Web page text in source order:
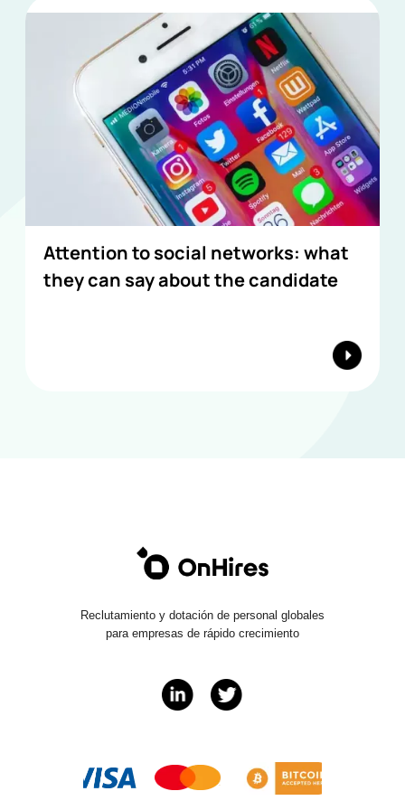
Attention to social networks: what
they can say about the candidate
Reclutamiento y dotación de personal globales
para empresas de rápido crecimiento